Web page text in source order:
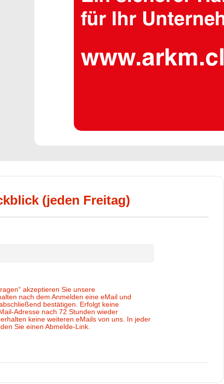
(jeden Freitag)
akzeptieren Sie unsere
nach dem Anmelden eine eMail und
bestätigen. Erfolgt keine
Adresse nach 72 Stunden wieder
keine weiteren eMails von uns. In jeder
Sie einen Abmelde-Link.